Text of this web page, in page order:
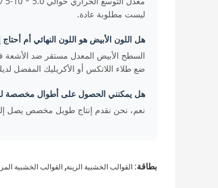
ليست مطلوبة عادة.
هل اللون الأبيض هو اللون النهائي أم
السطح الأبيض المعدل مستقر ضد الأشعة
ضع طلاء اللاتكس أو الأكريليك المفضل
هل يمكنني الحصول على أطوال مخصصة
نعم، نحن نقدم إنتاج طويل مخصص يصل إلى 20 قدم لمشاريع تجارية ومتعددة الوحدات. يرجى تحديد متطلباتك عند
بطاقة: القوالب الخشبية الزينة, القوالب الخشبية